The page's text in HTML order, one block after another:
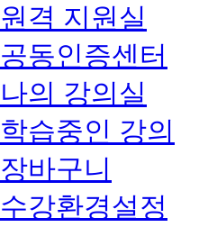
원격 지원실
공동인증센터
나의 강의실
학습중인 강의
장바구니
수강환경설정